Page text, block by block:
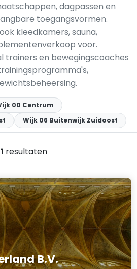
dagpassen en
toegangsvormen.
kleedkamers, sauna,
voor.
trainers en bewegingscoaches
00 Centrum
Wijk 06 Buitenwijk Zuidoost
resultaten
B.V.